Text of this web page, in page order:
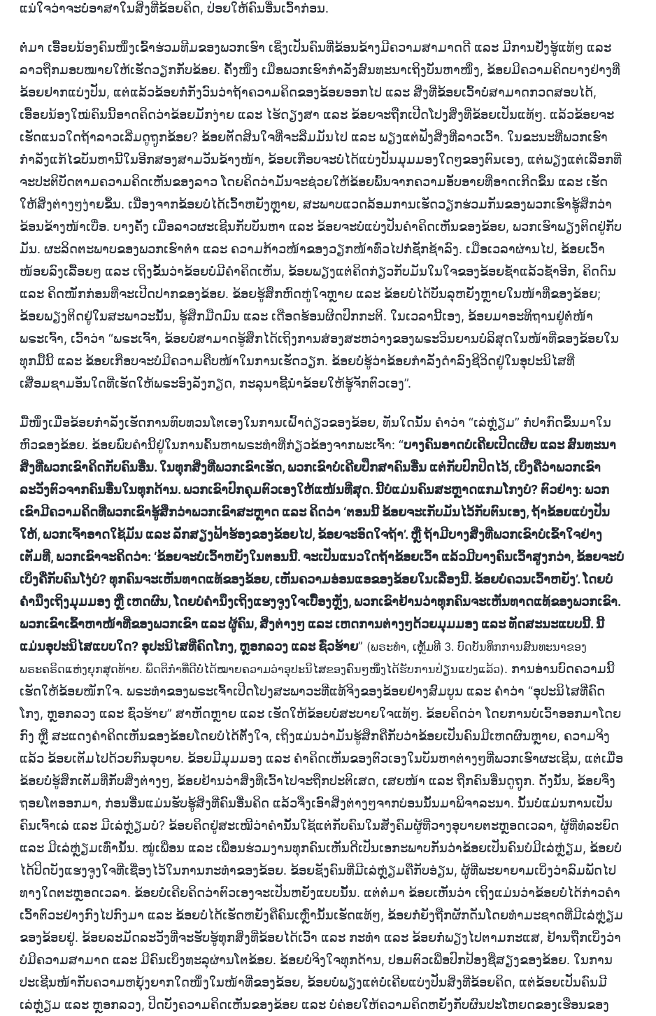
ແນ່ໃຈວ່າຈະບໍ່ອາສາໃນສິ່ງທີ່ຂ້ອຍຄິດ, ປ່ອຍໃຫ້ຄົນອື່ນເວົ້າກ່ອນ.
ຕໍ່ມາ ເອື້ອຍນ້ອງຄົນໜຶ່ງເຂົ້າຮ່ວມທີມຂອງພວກເຮົາ ເຊິ່ງເປັນຄົນທີ່ຂ້ອນຂ້າງມີຄວາມສາມາດດີ ແລະ ມີການຢັ່ງຮູ້ແທ້ໆ ແລະ
ລາວຖືກມອບໝາຍໃຫ້ເຮັດວຽກກັບຂ້ອຍ. ຄັ້ງໜຶ່ງ ເມື່ອພວກເຮົາກຳລັງສົນທະນາເຖິງບັນຫາໜຶ່ງ, ຂ້ອຍມີຄວາມຄິດບາງຢ່າງທີ່
ຂ້ອຍຢາກແບ່ງປັນ, ແຕ່ແລ້ວຂ້ອຍກໍ່ກັງວົນວ່າຖ້າຄວາມຄິດຂອງຂ້ອຍອອກໄປ ແລະ ສິ່ງທີ່ຂ້ອຍເວົ້າບໍ່ສາມາດກວດສອບໄດ້,
ເອື້ອຍນ້ອງໃໝ່ຄົນນີ້ອາດຄິດວ່າຂ້ອຍມັກງ່າຍ ແລະ ໄຮ້ດຽງສາ ແລະ ຂ້ອຍຈະຖືກເປີດໂປງສິ່ງທີ່ຂ້ອຍເປັນແທ້ໆ. ແລ້ວຂ້ອຍຈະ
ເຮັດແນວໃດຖ້າລາວເລີ່ມດູຖູກຂ້ອຍ? ຂ້ອຍຕັດສິນໃຈທີ່ຈະລືມມັນໄປ ແລະ ພຽງແຕ່ຟັງສິ່ງທີ່ລາວເວົ້າ. ໃນຂະນະທີ່ພວກເຮົາ
ກຳລັງແກ້ໄຂບັນຫານີ້ໃນອີກສອງສາມວັນຂ້າງໜ້າ, ຂ້ອຍເກືອບຈະບໍ່ໄດ້ແບ່ງປັນມຸມມອງໃດໆຂອງຕົນເອງ, ແຕ່ພຽງແຕ່ເລືອກທີ່
ຈະປະຕິບັດຕາມຄວາມຄິດເຫັນຂອງລາວ ໂດຍຄິດວ່າມັນຈະຊ່ວຍໃຫ້ຂ້ອຍພົ້ນຈາກຄວາມອັບອາຍທີ່ອາດເກີດຂຶ້ນ ແລະ ເຮັດ
ໃຫ້ສິ່ງຕ່າງໆງ່າຍຂຶ້ນ. ເນື່ອງຈາກຂ້ອຍບໍ່ໄດ້ເວົ້າຫຍັງຫຼາຍ, ສະພາບແວດລ້ອມການເຮັດວຽກຮ່ວມກັນຂອງພວກເຮົາຮູ້ສຶກວ່າ
ຂ້ອນຂ້າງໜ້າເບື່ອ. ບາງຄັ້ງ ເມື່ອລາວຜະເຊີນກັບບັນຫາ ແລະ ຂ້ອຍຈະບໍ່ແບ່ງປັນຄຳຄິດເຫັນຂອງຂ້ອຍ, ພວກເຮົາພຽງຕິດຢູ່ກັບ
ມັນ. ຜະລິດຕະພາບຂອງພວກເຮົາຕ່ຳ ແລະ ຄວາມກ້າວໜ້າຂອງວຽກໜ້າທົ່ວໄປກໍ່ຊັກຊ້າລົງ. ເມື່ອເວລາຜ່ານໄປ, ຂ້ອຍເວົ້າ
ໜ້ອຍລົງເລື້ອຍໆ ແລະ ເຖິງຂັ້ນວ່າຂ້ອຍບໍ່ມີຄຳຄິດເຫັນ, ຂ້ອຍພຽງແຕ່ຄິດກ່ຽວກັບມັນໃນໃຈຂອງຂ້ອຍຊ້ຳແລ້ວຊ້ຳອີກ, ຄິດດົນ
ແລະ ຄິດໜັກກ່ອນທີ່ຈະເປີດປາກຂອງຂ້ອຍ. ຂ້ອຍຮູ້ສຶກຫົດຫູ່ໃຈຫຼາຍ ແລະ ຂ້ອຍບໍ່ໄດ້ບັນລຸຫຍັງຫຼາຍໃນໜ້າທີ່ຂອງຂ້ອຍ;
ຂ້ອຍພຽງຕິດຢູ່ໃນສະພາວະນັ້ນ, ຮູ້ສຶກມືດມົນ ແລະ ເດືອດຮ້ອນຜິດປົກກະຕິ. ໃນເວລານີ້ເອງ, ຂ້ອຍມາອະທິຖານຢູ່ຕໍ່ໜ້າ
ພຣະເຈົ້າ, ເວົ້າວ່າ “ພຣະເຈົ້າ, ຂ້ອຍບໍ່ສາມາດຮູ້ສຶກໄດ້ເຖິງການສ່ອງສະຫວ່າງຂອງພຣະວິນຍານບໍລິສຸດໃນໜ້າທີ່ຂອງຂ້ອຍໃນ
ທຸກມື້ນີ້ ແລະ ຂ້ອຍເກືອບຈະບໍ່ມີຄວາມຄືບໜ້າໃນການເຮັດວຽກ. ຂ້ອຍບໍ່ຮູ້ວ່າຂ້ອຍກຳລັງດຳລົງຊີວິດຢູ່ໃນອຸປະນິໄສທີ່
ເສື່ອມຊາມອັນໃດທີ່ເຮັດໃຫ້ພຣະອົງລັງກຽດ, ກະລຸນາຊີ້ນຳຂ້ອຍໃຫ້ຮູ້ຈັກຕົວເອງ”.
ມື້ໜຶ່ງເມື່ອຂ້ອຍກຳລັງເຮັດການທົບທວນໂຕເອງໃນການເຝົ້າດ່ຽວຂອງຂ້ອຍ, ທັນໃດນັ້ນ ຄຳວ່າ “ເລ່ຫຼ່ຽມ” ກໍ່ປາກົດຂຶ້ນມາໃນ
ຫົວຂອງຂ້ອຍ. ຂ້ອຍພົບຄຳນີ້ຢູ່ໃນການຄົ້ນຫາພຣະທຳທີ່ກ່ຽວຂ້ອງຈາກພະເຈົ້າ: “ບາງຄົນອາດບໍ່ເຄີຍເປີດເຜີຍ ແລະ ສົນທະນາ
ສິ່ງທີ່ພວກເຂົາຄິດກັບຄົນອື່ນ. ໃນທຸກສິ່ງທີ່ພວກເຂົາເຮັດ, ພວກເຂົາບໍ່ເຄີຍປຶກສາຄົນອື່ນ ແຕ່ກັບປົກປິດໄວ້, ເບິ່ງຄືວ່າພວກເຂົາ
ລະວັງຕົວຈາກຄົນອື່ນໃນທຸກດ້ານ. ພວກເຂົາປົກຄຸມຕົວເອງໃຫ້ແໜ້ນທີ່ສຸດ. ນີ້ບໍ່ແມ່ນຄົນສະຫຼາດແກມໂກງບໍ? ຕົວຢ່າງ: ພວກ
ເຂົາມີຄວາມຄິດທີ່ພວກເຂົາຮູ້ສຶກວ່າພວກເຂົາສະຫຼາດ ແລະ ຄິດວ່າ ‘ຕອນນີ້ ຂ້ອຍຈະເກັບມັນໄວ້ກັບຕົນເອງ, ຖ້າຂ້ອຍແບ່ງປັນ
ໃຫ້, ພວກເຈົ້າອາດໃຊ້ມັນ ແລະ ລັກສຽງຟ້າຮ້ອງຂອງຂ້ອຍໄປ, ຂ້ອຍຈະອົດໃຈຖ້າ’. ຫຼື ຖ້າມີບາງສິ່ງທີ່ພວກເຂົາບໍ່ເຂົ້າໃຈຢ່າງ
ເຕັມທີ່, ພວກເຂົາຈະຄິດວ່າ: ‘ຂ້ອຍຈະບໍ່ເວົ້າຫຍັງໃນຕອນນີ້. ຈະເປັນແນວໃດຖ້າຂ້ອຍເວົ້າ ແລ້ວມີບາງຄົນເວົ້າສູງກວ່າ, ຂ້ອຍຈະບໍ່
ເບິ່ງຄືກັບຄົນໂງ່ບໍ? ທຸກຄົນຈະເຫັນທາດແທ້ຂອງຂ້ອຍ, ເຫັນຄວາມອ່ອນແອຂອງຂ້ອຍໃນເລື່ອງນີ້. ຂ້ອຍບໍ່ຄວນເວົ້າຫຍັງ’. ໂດຍບໍ່
ຄຳນຶງເຖິງມຸມມອງ ຫຼື ເຫດຜົນ, ໂດຍບໍ່ຄຳນຶງເຖິງແຮງຈູງໃຈເບື້ຶອງຫຼັງ, ພວກເຂົາຢ້ານວ່າທຸກຄົນຈະເຫັນທາດແທ້ຂອງພວກເຂົາ.
ພວກເຂົາເຂົ້າຫາໜ້າທີ່ຂອງພວກເຂົາ ແລະ ຜູ້ຄົນ, ສິ່ງຕ່າງໆ ແລະ ເຫດການຕ່າງໆດ້ວຍມຸມມອງ ແລະ ທັດສະນະແບບນີ້. ນີ້
ແມ່ນອຸປະນິໄສແບບໃດ? ອຸປະນິໄສທີ່ຄົດໂກງ, ຫຼອກລວງ ແລະ ຊົ່ວຮ້າຍ” (ພຣະທຳ, ເຫຼັ້ມທີ 3. ບົດບັນທຶກການສົນທະນາຂອງ
ພຣະຄຣິດແຫ່ງຍຸກສຸດທ້າຍ. ພຶດຕິກຳທີ່ດີບໍ່ໄດ້ໝາຍຄວາມວ່າອຸປະນິໄສຂອງຄົນໆໜຶ່ງໄດ້ຮັບການປ່ຽນແປງແລ້ວ). ການອ່ານບົດຄວາມນີ້
ເຮັດໃຫ້ຂ້ອຍໜັກໃຈ. ພຣະທຳຂອງພຣະເຈົ້າເປີດໂປງສະພາວະທີ່ແທ້ຈິງຂອງຂ້ອຍຢ່າງສົມບູນ ແລະ ຄຳວ່າ “ອຸປະນິໄສທີ່ຄົດ
ໂກງ, ຫຼອກລວງ ແລະ ຊົ່ວຮ້າຍ” ສາຫັດຫຼາຍ ແລະ ເຮັດໃຫ້ຂ້ອຍບໍ່ສະບາຍໃຈແທ້ໆ. ຂ້ອຍຄິດວ່າ ໂດຍການບໍ່ເວົ້າອອກມາໂດຍ
ກົງ ຫຼື ສະແດງຄຳຄິດເຫັນຂອງຂ້ອຍໂດຍບໍ່ໄດ້ຕັ້ງໃຈ, ເຖິງແມ່ນວ່າມັນຮູ້ສຶກຄືກັບວ່າຂ້ອຍເປັນຄົນມີເຫດຜົນຫຼາຍ, ຄວາມຈິງ
ແລ້ວ ຂ້ອຍເຕັມໄປດ້ວຍກົນອຸບາຍ. ຂ້ອຍມີມຸມມອງ ແລະ ຄຳຄິດເຫັນຂອງຕົວເອງໃນບັນຫາຕ່າງໆທີ່ພວກເຮົາຜະເຊີນ, ແຕ່ເມື່ອ
ຂ້ອຍບໍ່ຮູ້ສຶກເຕັມທີ່ກັບສິ່ງຕ່າງໆ, ຂ້ອຍຢ້ານວ່າສິ່ງທີ່ເວົ້າໄປຈະຖືກປະຕິເສດ, ເສຍໜ້າ ແລະ ຖືກຄົນອື່ນດູຖູກ. ດັ່ງນັ້ນ, ຂ້ອຍຈຶ່ງ
ຖອຍໂຕອອກມາ, ກ່ອນອື່ນແມ່ນຮັບຮູ້ສິ່ງທີ່ຄົນອື່ນຄິດ ແລ້ວຈຶ່ງເອົາສິ່ງຕ່າງໆຈາກບ່ອນນັ້ນມາພິຈາລະນາ. ນັ້ນບໍ່ແມ່ນການເປັນ
ຄົນເຈົ້າເລ່ ແລະ ມີເລ່ຫຼ່ຽມບໍ? ຂ້ອຍຄິດຢູ່ສະເໝີວ່າຄຳນັ້ນໃຊ້ແຕ່ກັບຄົນໃນສັງຄົມຜູ້ທີ່ວາງອຸບາຍຕະຫຼອດເວລາ, ຜູ້ທີ່ທໍລະຍົດ
ແລະ ມີເລ່ຫຼ່ຽມເທົ່ານັ້ນ. ໝູ່ເພື່ອນ ແລະ ເພື່ອນຮ່ວມງານທຸກຄົນເຫັນດີເປັນເອກະພາບກັນວ່າຂ້ອຍເປັນຄົນບໍ່ມີເລ່ຫຼ່ຽມ, ຂ້ອຍບໍ່
ໄດ້ປິດບັງແຮງຈູງໃຈທີ່ເຊື່ອງໄວ້ໃນການກະທຳຂອງຂ້ອຍ. ຂ້ອຍຊັງຄົນທີ່ມີເລ່ຫຼ່ຽມຄືກັບອ່ຽນ, ຜູ້ທີ່ພະຍາຍາມເບິ່ງວ່າລົມພັດໄປ
ທາງໃດຕະຫຼອດເວລາ. ຂ້ອຍບໍ່ເຄີຍຄິດວ່າຕົວເອງຈະເປັນຫຍັງແບບນັ້ນ. ແຕ່ຕໍ່ມາ ຂ້ອຍເຫັນວ່າ ເຖິງແມ່ນວ່າຂ້ອຍບໍ່ໄດ້ກ່າວຄຳ
ເວົ້າຕົວະຢ່າງກົງໄປກົງມາ ແລະ ຂ້ອຍບໍ່ໄດ້ເຮັດຫຍັງຄືຄົນເຫຼົ່ານັ້ນເຮັດແທ້ໆ, ຂ້ອຍກໍ່ຍັງຖືກຜັກດັນໂດຍທຳມະຊາດທີ່ມີເລ່ຫຼ່ຽມ
ຂອງຂ້ອຍຢູ່. ຂ້ອຍລະມັດລະວັງທີ່ຈະຮັບຮູ້ທຸກສິ່ງທີ່ຂ້ອຍໄດ້ເວົ້າ ແລະ ກະທຳ ແລະ ຂ້ອຍກໍ່ພຽງໄປຕາມກະແສ, ຢ້ານຖືກເບິ່ງວ່າ
ບໍ່ມີຄວາມສາມາດ ແລະ ມີຄົນເບິ່ງທະລຸຜ່ານໂຕຂ້ອຍ. ຂ້ອຍບໍ່ຈິງໃຈທຸກດ້ານ, ປອມຕົວເພື່ອປົກປ້ອງຊື່ສຽງຂອງຂ້ອຍ. ໃນການ
ປະເຊີນໜ້າກັບຄວາມຫຍຸ້ງຍາກໃດໜຶ່ງໃນໜ້າທີ່ຂອງຂ້ອຍ, ຂ້ອຍບໍ່ພຽງແຕ່ບໍ່ເຄີຍແບ່ງປັນສິ່ງທີ່ຂ້ອຍຄິດ, ແຕ່ຂ້ອຍເປັນຄົນມີ
ເລ່ຫຼ່ຽມ ແລະ ຫຼອກລວງ, ປິດບັງຄວາມຄິດເຫັນຂອງຂ້ອຍ ແລະ ບໍ່ຄ່ອຍໃຫ້ຄວາມຄິດຫຍັງກັບຜົນປະໂຫຍດຂອງເຮືອນຂອງ